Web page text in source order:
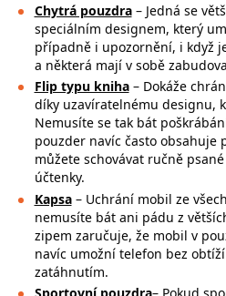
Chytrá pouzdra– Jedná se
speciálním designem, který
případně i upozornění, i když
a některá mají v sobě
Flip typu kniha– Dokáže
díky uzavíratelnému designu,
Nemusíte se tak bát
pouzder navíc často obsahuje
můžete schovávat ručně
účtenky.
Kapsa– Uchrání mobil ze
nemusíte bát ani pádu z
zipem zaručuje, že mobil v
navíc umožní telefon bez
zatáhnutím.